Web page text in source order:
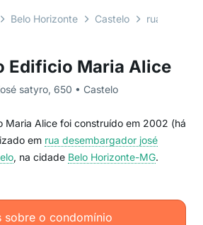
Edificio Maria Alice
satyro, 650 • Castelo
Maria Alice foi construído em 2002 (há
em rua desembargador josé
, na cidade Belo Horizonte-MG.
sobre o condomínio
Belo Horizonte Castelo rua